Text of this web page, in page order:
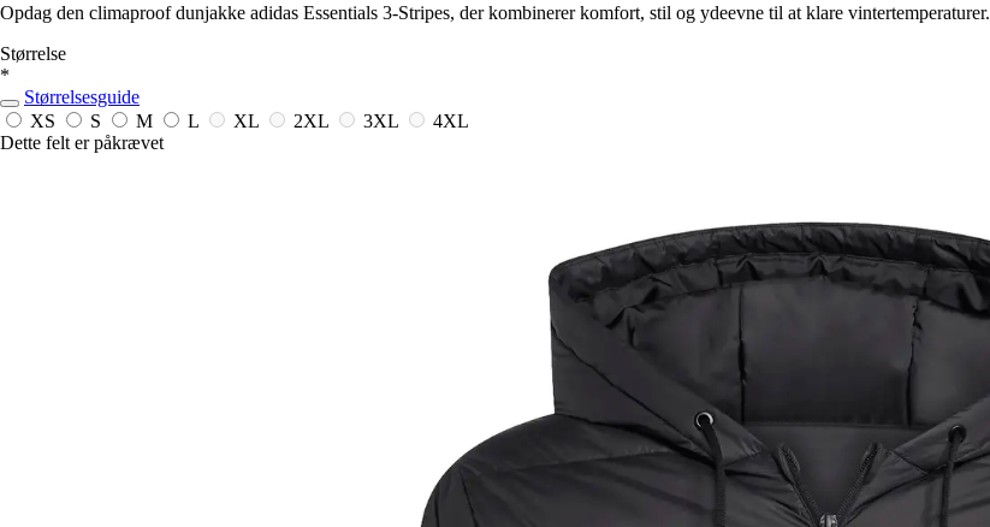
Opdag den climaproof dunjakke adidas Essentials 3-Stripes, der kombinerer komfort, stil og ydeevne til at klare vintertemperaturer.
Størrelse
*
Størrelsesguide
XS
S M L XL 2XL 3XL
4XL
Dette felt er påkrævet